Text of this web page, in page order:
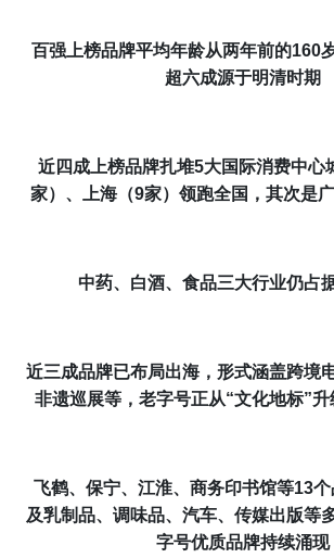
百强 上榜品牌平均年龄从两年前的160
超六成源于明清时期
近四成上榜品牌扎堆5大国际消费中心
家）、上海（9家）领跑全国， 其次是
中药、白酒、食品三大行业仍占
近三成品牌已布局出海 ，形式涵盖跨境
非遗巡展等，老字号正从“文化地标”升
飞鹤、保宁、江淮、商务印书馆等13
及乳制品、调味品、 汽车、传媒出版等
字号优质品牌持续涌现